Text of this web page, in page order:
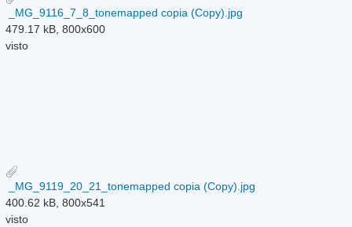
_MG_9116_7_8_tonemapped copia (Copy).jpg
479.17 kB, 800x600
visto
_MG_9119_20_21_tonemapped copia (Copy).jpg
400.62 kB, 800x541
visto